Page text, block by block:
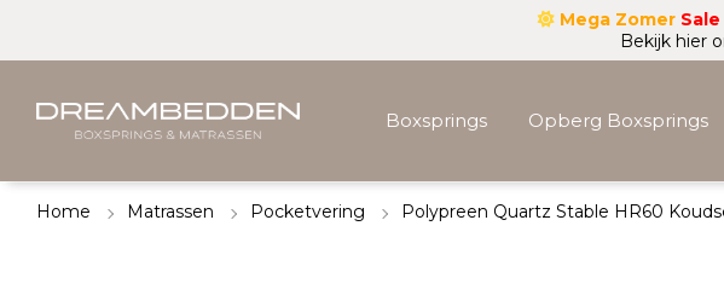
Mega Zomer Sale
Bekijk hier
Boxsprings Opberg Boxsprings
Home Matrassen Pocketvering Polypreen Quartz Stable HR60